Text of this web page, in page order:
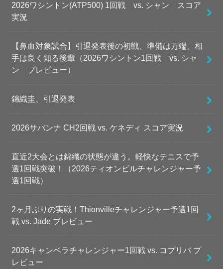
2026ワシントン(ATP500) 1回戦 vs. シャン スコア
実況
【鼻血対象試合】引退発表後の初戦、準備は万端、相
手は良く知る後輩（2026ワシントン1回戦 vs. シャ
ン プレビュー）
錦織圭、引退発表
2026サバンナ CH2回戦 vs. ケネディ スコア実況
直近2大会とは錦織の状態が違う。軽快なテニスで予
選1回戦突破！（2026ティオンビルチャレンジャー予
選1回戦）
2ヶ月ぶりの実戦！Thionvilleチャレンジャー予選1回
戦 vs. Jade プレビュー
2026キャンベラチャレンジャー1回戦 vs. コプリバ プ
レビュー